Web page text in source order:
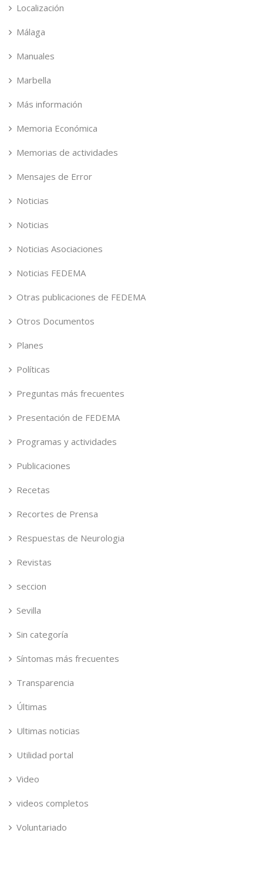
Localización
Málaga
Manuales
Marbella
Más información
Memoria Económica
Memorias de actividades
Mensajes de Error
Noticias
Noticias
Noticias Asociaciones
Noticias FEDEMA
Otras publicaciones de FEDEMA
Otros Documentos
Planes
Políticas
Preguntas más frecuentes
Presentación de FEDEMA
Programas y actividades
Publicaciones
Recetas
Recortes de Prensa
Respuestas de Neurologia
Revistas
seccion
Sevilla
Sin categoría
Síntomas más frecuentes
Transparencia
Últimas
Ultimas noticias
Utilidad portal
Video
videos completos
Voluntariado